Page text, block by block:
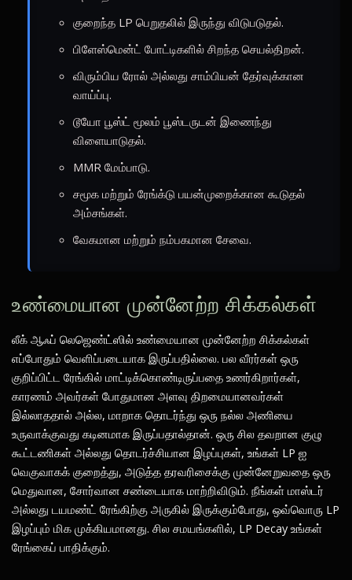
குறைந்த LP பெறுதலில் இருந்து விடுபடுதல்.
பிளேஸ்மென்ட் போட்டிகளில் சிறந்த செயல்திறன்.
விரும்பிய ரோல் அல்லது சாம்பியன் தேர்வுக்கான
வாய்ப்பு.
டூயோ பூஸ்ட் மூலம் பூஸ்டருடன் இணைந்து
விளையாடுதல்.
MMR மேம்பாடு.
சமூக மற்றும் ரேங்க்டு பயன்முறைக்கான கூடுதல்
அம்சங்கள்.
வேகமான மற்றும் நம்பகமான சேவை.
உண்மையான முன்னேற்ற சிக்கல்கள்
லீக் ஆஃப் லெஜெண்ட்ஸில் உண்மையான முன்னேற்ற சிக்கல்கள்
எப்போதும் வெளிப்படையாக இருப்பதில்லை. பல வீரர்கள் ஒரு
குறிப்பிட்ட ரேங்கில் மாட்டிக்கொண்டிருப்பதை உணர்கிறார்கள்,
காரணம் அவர்கள் போதுமான அளவு திறமையானவர்கள்
இல்லாததால் அல்ல, மாறாக தொடர்ந்து ஒரு நல்ல அணியை
உருவாக்குவது கடினமாக இருப்பதால்தான். ஒரு சில தவறான குழு
கூட்டணிகள் அல்லது தொடர்ச்சியான இழப்புகள், உங்கள் LP ஐ
வெகுவாகக் குறைத்து, அடுத்த தரவரிசைக்கு முன்னேறுவதை ஒரு
மெதுவான, சோர்வான சண்டையாக மாற்றிவிடும். நீங்கள் மாஸ்டர்
அல்லது டயமண்ட் ரேங்கிற்கு அருகில் இருக்கும்போது, ஒவ்வொரு LP
இழப்பும் மிக முக்கியமானது. சில சமயங்களில், LP Decay உங்கள்
ரேங்கைப் பாதிக்கும்.